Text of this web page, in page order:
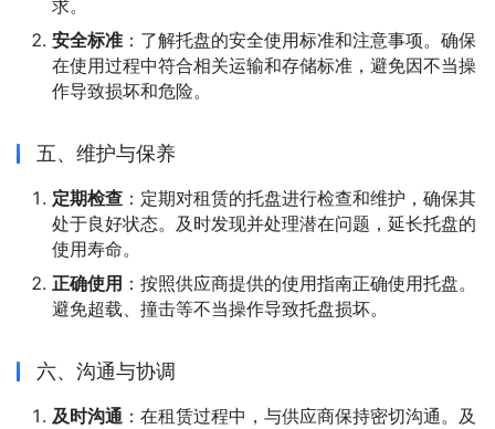
求。
安全标准 ：了解托盘的安全使用标准和注意事项。确保
在使用过程中符合相关运输和存储标准，避免因不当操
作导致损坏和危险。
五、维护与保养
定期检查 ：定期对租赁的托盘进行检查和维护，确保其
处于良好状态。及时发现并处理潜在问题，延长托盘的
使用寿命。
正确使用 ：按照供应商提供的使用指南正确使用托盘。
避免超载、撞击等不当操作导致托盘损坏。
六、沟通与协调
及时沟通 ：在租赁过程中，与供应商保持密切沟通。及